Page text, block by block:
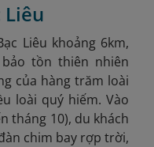
Liêu
Liêu khoảng 6km,
tồn thiên nhiên
của hàng trăm loài
loài quý hiếm. Vào
tháng 10), du khách
chim bay rợp trời,